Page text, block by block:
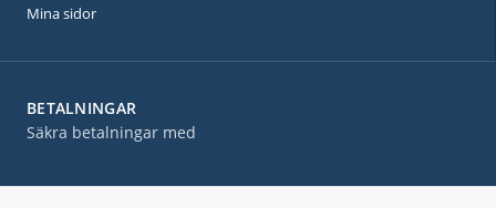
BETALNINGAR
Säkra betalningar med
Mina sidor